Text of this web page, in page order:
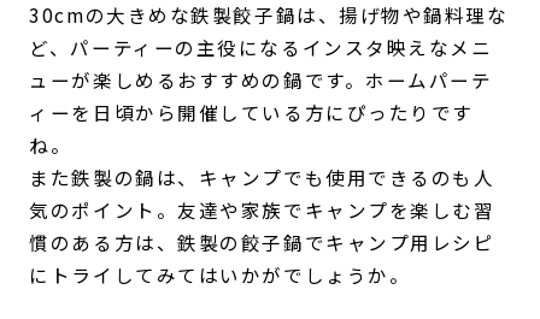
30cmの大きめな鉄製餃子鍋は、揚げ物や鍋料理な
ど、パーティーの主役になるインスタ映えなメニ
ューが楽しめるおすすめの鍋です。ホームパーテ
ィーを日頃から開催している方にぴったりです
ね。
また鉄製の鍋は、キャンプでも使用できるのも人
気のポイント。友達や家族でキャンプを楽しむ習
慣のある方は、鉄製の餃子鍋でキャンプ用レシピ
にトライしてみてはいかがでしょうか。